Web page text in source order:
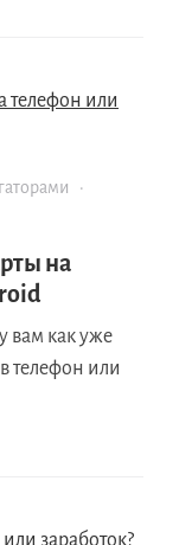
·
на
вам как уже
телефон или